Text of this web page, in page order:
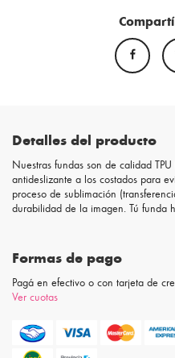
Detalles del producto
Nuestras fundas son de calidad
antideslizante a los costados para
proceso de sublimación
durabilidad de la imagen. Tú funda
Formas de pago
Pagá en efectivo o con tarjeta de
Ver cuotas